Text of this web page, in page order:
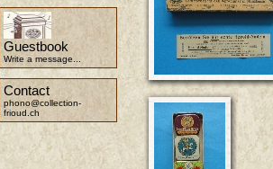
Guestbook
Write a message...
Contact
phono@collection-
frioud.ch